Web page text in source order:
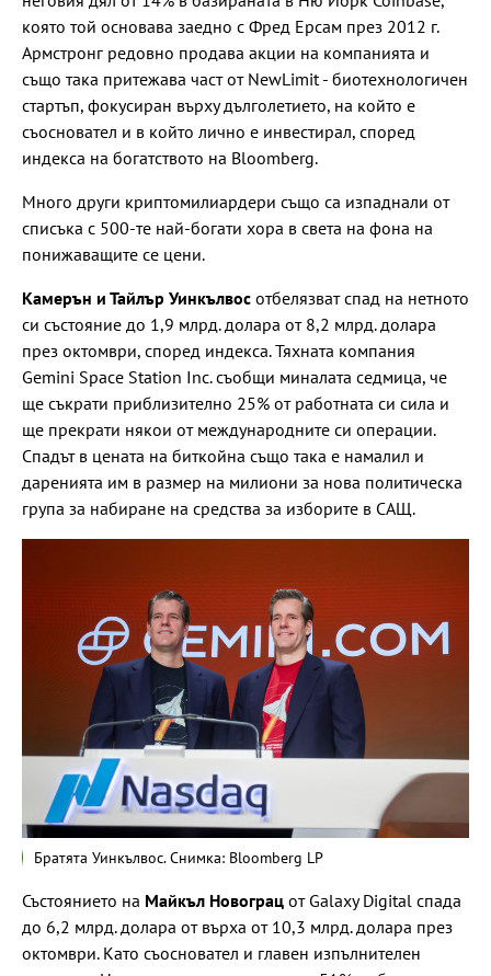
която той основава заедно с Фред Ерсам през 2012 г.
Армстронг редовно продава акции на компанията и
също така притежава част от NewLimit - биотехнологичен
стартъп, фокусиран върху дълголетието, на който е
съосновател и в който лично е инвестирал, според
индекса на богатството на Bloomberg.
Много други криптомилиардери също са изпаднали от
списъка с 500-те най-богати хора в света на фона на
понижаващите се цени.
Камерън и Тайлър Уинкълвос отбелязват спад на нетното
си състояние до 1,9 млрд. долара от 8,2 млрд. долара
през октомври, според индекса. Тяхната компания
Gemini Space Station Inc. съобщи миналата седмица, че
ще съкрати приблизително 25% от работната си сила и
ще прекрати някои от международните си операции.
Спадът в цената на биткойна също така е намалил и
даренията им в размер на милиони за нова политическа
група за набиране на средства за изборите в САЩ.
Братята Уинкълвос. Снимка: Bloomberg LP
Състоянието на Майкъл Новограц от Galaxy Digital спада
до 6,2 млрд. долара от върха от 10,3 млрд. долара през
октомври. Като съосновател и главен изпълнителен